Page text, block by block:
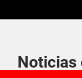
Noticias